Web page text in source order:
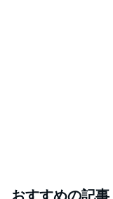
おすすめの記事